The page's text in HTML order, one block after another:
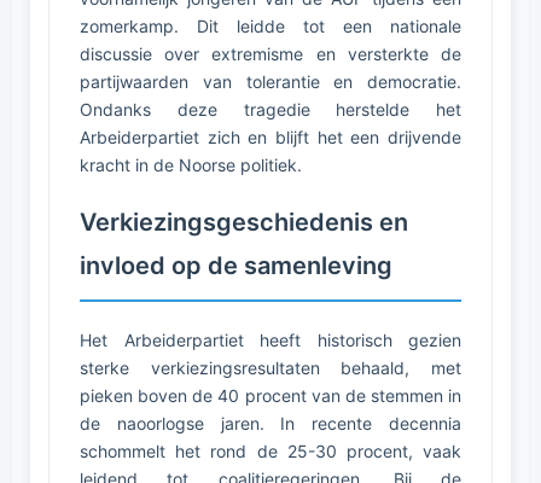
zomerkamp. Dit leidde tot een nationale
discussie over extremisme en versterkte de
partijwaarden van tolerantie en democratie.
Ondanks deze tragedie herstelde het
Arbeiderpartiet zich en blijft het een drijvende
kracht in de Noorse politiek.
Verkiezingsgeschiedenis en
invloed op de samenleving
Het Arbeiderpartiet heeft historisch gezien
sterke verkiezingsresultaten behaald, met
pieken boven de 40 procent van de stemmen in
de naoorlogse jaren. In recente decennia
schommelt het rond de 25-30 procent, vaak
leidend tot coalitieregeringen. Bij de